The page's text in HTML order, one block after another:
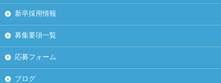
新卒採用情報
募集要項一覧
応募フォーム
ブログ